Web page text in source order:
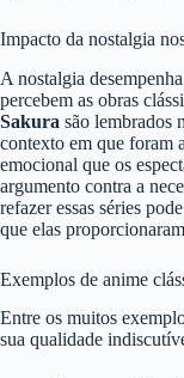
Impacto da nostalgia
A nostalgia
percebem as obras
Sakura são lembrados
contexto em que foram
emocional que os
argumento contra a
refazer essas séries
que elas
Exemplos de anime
Entre os muitos
sua qualidade